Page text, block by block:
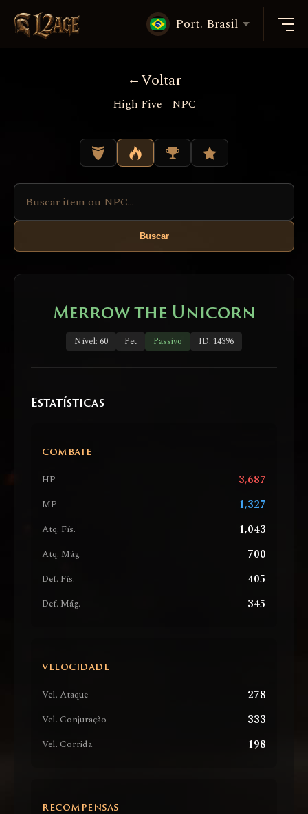
Port. Brasil
Voltar
High Five - NPC
Buscar
Merrow the Unicorn
Nível: 60 Pet Passivo ID: 14396
Estatísticas
COMBATE
HP 3,687
MP 1,327
Atq. Fís. 1,043
Atq. Mág. 700
Def. Fís. 405
Def. Mág. 345
VELOCIDADE
Vel. Ataque 278
Vel. Conjuração 333
Vel. Corrida 198
RECOMPENSAS